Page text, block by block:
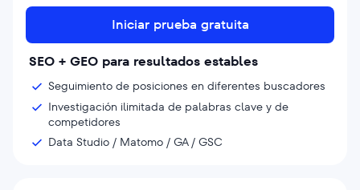
Iniciar prueba gratuita
SEO + GEO para resultados estables
Seguimiento de posiciones en diferentes buscadores
Investigación ilimitada de palabras clave y de
competidores
Data Studio / Matomo / GA / GSC